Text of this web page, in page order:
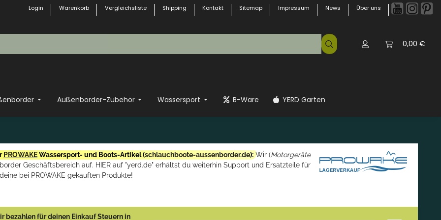
Login Warenkorb Vergleichsliste Shipping Kontakt Sitemap Impressum News Über uns
0,00 €
Außenborder-Zubehör Wassersport B-Ware YERD Garten
PROWAKEWassersport- und Boots-Artikel (schlauchboote-aussenborder.de): Wir (Motorgeräte
Geschäftsbereich auf. HIER auf "yerd.de" erhältst du weiterhin Support und Ersatzteile für
deine bei PROWAKE gekauften Produkte!
bezahlen für deinen Einkauf Steuern in